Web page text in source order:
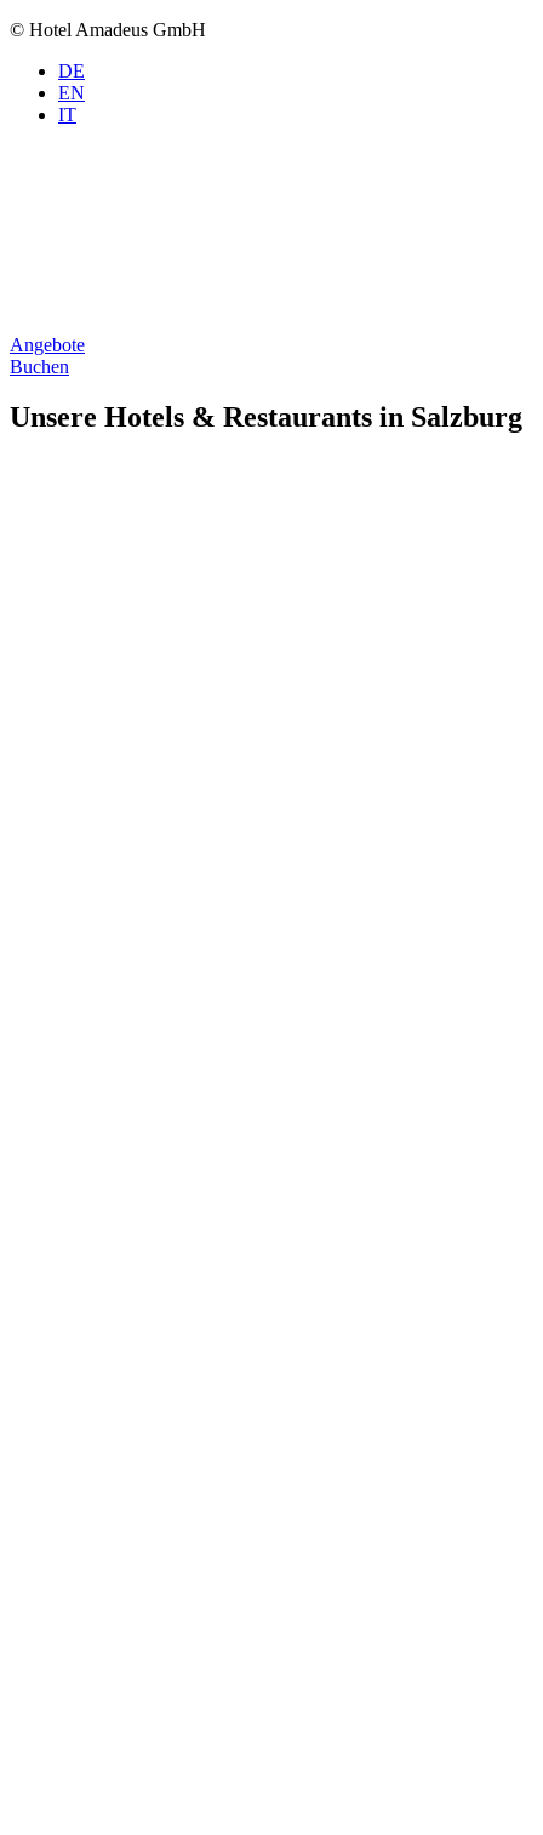
© Hotel Amadeus GmbH
DE
EN
IT
Angebote
Buchen
Unsere Hotels & Restaurants in Salzburg